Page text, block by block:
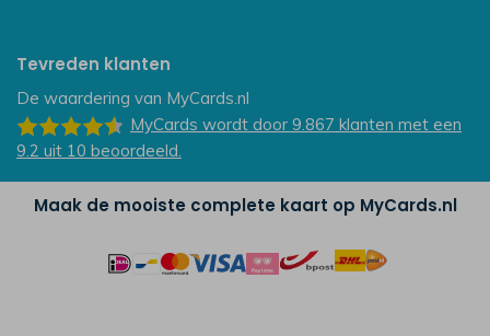
Tevreden klanten
De waardering van MyCards.nl
MyCards wordt door 9.867 klanten met een
9.2 uit 10 beoordeeld.
Maak de mooiste complete kaart op MyCards.nl